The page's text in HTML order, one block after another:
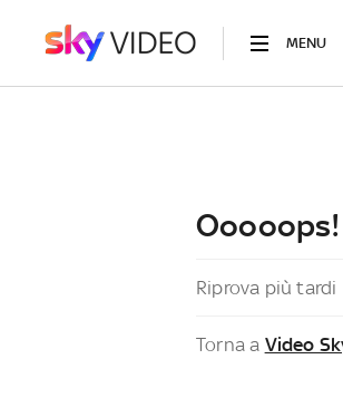
MENU
Riprova più tardi
Torna a Video